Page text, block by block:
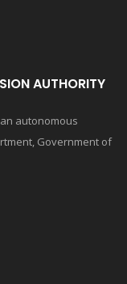
AUTHORITY
autonomous
Government of